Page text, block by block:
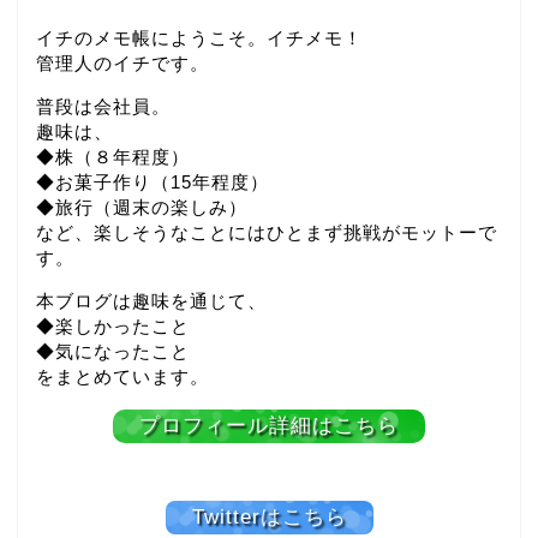
イチのメモ帳にようこそ。イチメモ！
管理人のイチです。
普段は会社員。
趣味は、
◆株（８年程度）
◆お菓子作り（15年程度）
◆旅行（週末の楽しみ）
など、楽しそうなことにはひとまず挑戦がモットーで
す。
本ブログは趣味を通じて、
◆楽しかったこと
◆気になったこと
をまとめています。
プロフィール詳細はこちら
Twitterはこちら